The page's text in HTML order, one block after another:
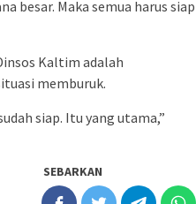
besar. Maka semua harus siap
Kaltim adalah
memburuk.
siap. Itu yang utama,”
SEBARKAN